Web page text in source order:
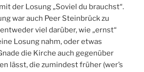
der Losung „Soviel du brauchst“.
war auch Peer Steinbrück zu
viel darüber, wie „ernst“
Losung nahm, oder etwas
die Kirche auch gegenüber
lässt, die zumindest früher (wer’s